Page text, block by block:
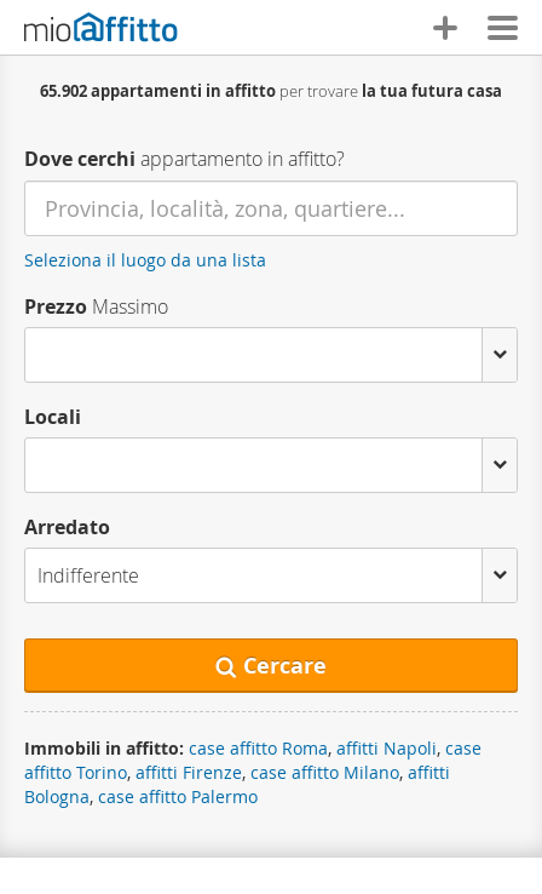
65.902 appartamenti in affitto per trovare la tua futura casa
Dove cerchi appartamento in affitto?
Seleziona il luogo da una lista
Prezzo Massimo
Locali
Arredato
Indifferente
Cercare
Immobili in affitto: case affitto Roma, affitti Napoli, case
affitto Torino, affitti Firenze, case affitto Milano, affitti
Bologna, case affitto Palermo